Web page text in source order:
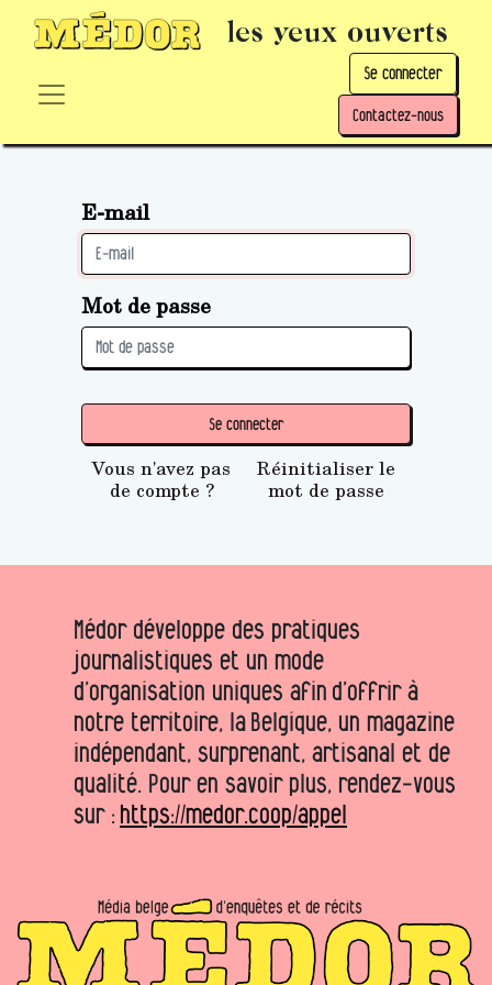
les yeux ouverts
Se connecter
Contactez-nous
E-mail
Mot de passe
Se connecter
Vous n'avez pas
de compte ?
Réinitialiser le
mot de passe
Médor développe des pratiques
journalistiques et un mode
d’organisation uniques afin d’offrir à
notre territoire, la Belgique, un magazine
indépendant, surprenant, artisanal et de
qualité. Pour en savoir plus, rendez-vous
sur : https://medor.coop/appel